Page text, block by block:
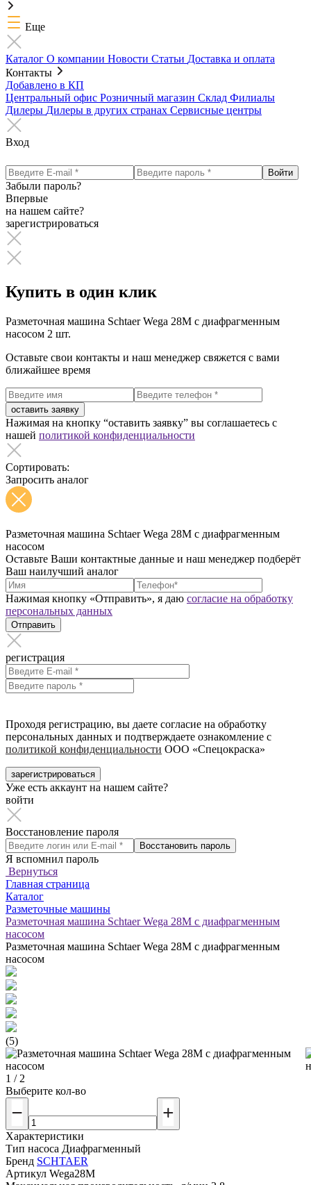
Еще
Каталог О компании Новости Статьи Доставка и оплата
Контакты
Добавлено в КП
Центральный офис Розничный магазин Склад Филиалы
Дилеры Дилеры в других странах Сервисные центры
Вход
Забыли пароль?
Впервые
на нашем сайте?
зарегистрироваться
Купить в один клик
Разметочная машина Schtaer Wega 28M с диафрагменным
насосом 2 шт.
Оставьте свои контакты и наш менеджер свяжется с вами
ближайшее время
оставить заявку
Нажимая на кнопку “оставить заявку” вы соглашаетесь с
нашей политикой конфиденциальности
Сортировать:
Запросить аналог
Разметочная машина Schtaer Wega 28M с диафрагменным
насосом
Оставьте Ваши контактные данные и наш менеджер подберёт
Ваш наилучший аналог
Нажимая кнопку «Отправить», я даю согласие на обработку
персональных данных
Отправить
регистрация
Проходя регистрацию, вы даете согласие на обработку
персональных данных и подтверждаете ознакомление с
политикой конфиденциальности ООО «Спецокраска»
зарегистрироваться
Уже есть аккаунт на нашем сайте?
войти
Восстановление пароля
Восстановить пароль
Я вспомнил пароль
Вернуться
Главная страница
Каталог
Разметочные машины
Разметочная машина Schtaer Wega 28M с диафрагменным
насосом
Разметочная машина Schtaer Wega 28M с диафрагменным
насосом
(5)
1 / 2
Выберите кол-во
Характеристики
Тип насоса Диафрагменный
Бренд SCHTAER
Артикул Wega28M